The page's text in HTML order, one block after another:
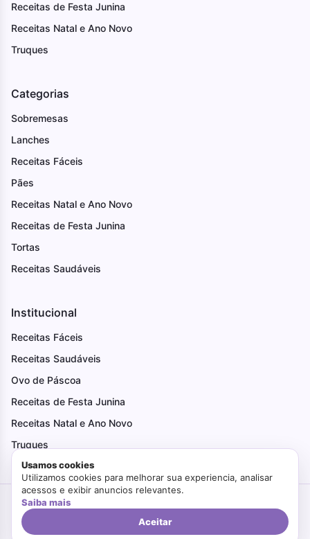
Receitas de Festa Junina
Receitas Natal e Ano Novo
Truques
Categorias
Sobremesas
Lanches
Receitas Fáceis
Pães
Receitas Natal e Ano Novo
Receitas de Festa Junina
Tortas
Receitas Saudáveis
Institucional
Receitas Fáceis
Receitas Saudáveis
Ovo de Páscoa
Receitas de Festa Junina
Receitas Natal e Ano Novo
Truques
Criado com Amor
Politica de PrivacidadeTermos de Uso
Usamos cookies
Utilizamos cookies para melhorar sua experiencia, analisar
acessos e exibir anuncios relevantes.
Saiba mais
Aceitar